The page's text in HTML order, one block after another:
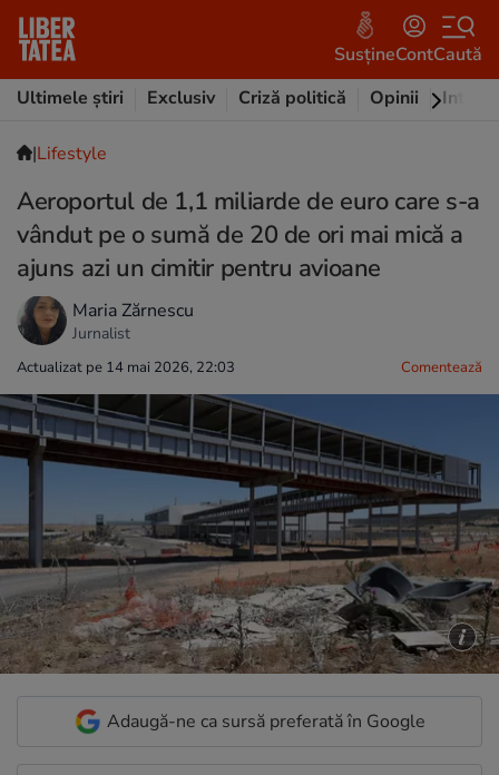
SusțineContCaută
Ultimele știri
Exclusiv Criză politică Opinii
|Lifestyle
Aeroportul de 1,1 miliarde de euro care s-a
vândut pe o sumă de 20 de ori mai mică a
ajuns azi un cimitir pentru avioane
Maria Zărnescu
Jurnalist
Actualizat pe 14 mai 2026, 22:03 Comentează
Adaugă-ne ca sursă preferată în Google